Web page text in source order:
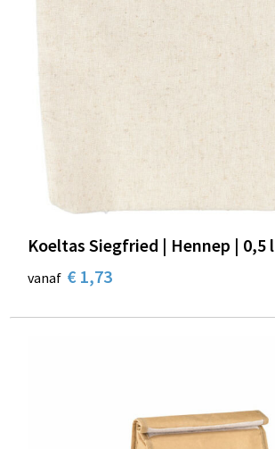
Koeltas Siegfried | Hennep | 0,5 l
vanaf € 1,73